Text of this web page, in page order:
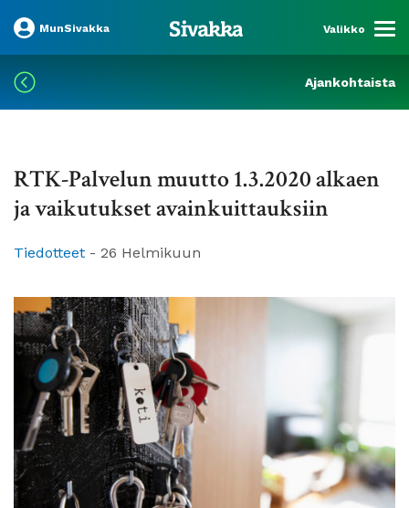
MunSivakka Valikko
Ajankohtaista
RTK-Palvelun muutto 1.3.2020 alkaen
ja vaikutukset avainkuittauksiin
Tiedotteet - 26 Helmikuun